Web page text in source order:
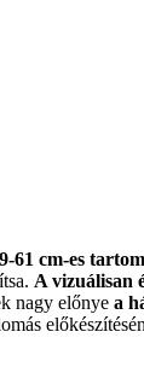
61 cm-es
A vizuálisan
nagy előnyea